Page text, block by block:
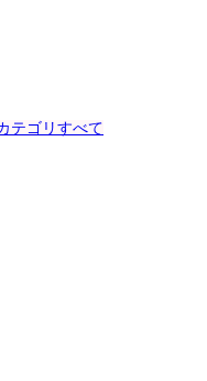
テゴリすべて